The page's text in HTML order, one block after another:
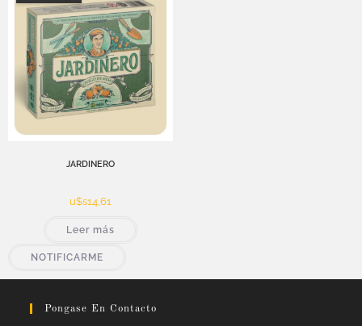
JARDINERO
u$s14,61
Leer más
NOTIFICARME
Pongase En Contacto